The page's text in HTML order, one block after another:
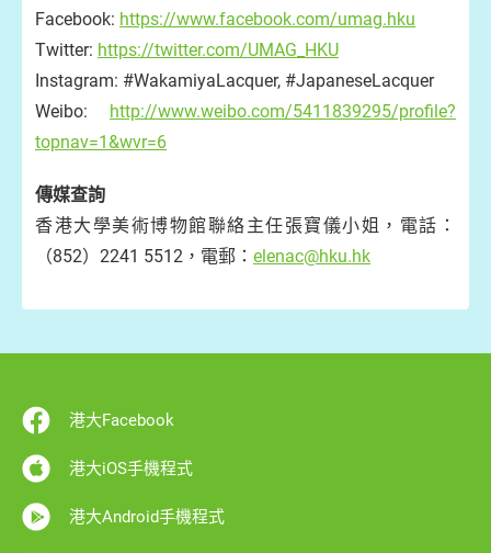
Facebook: https://www.facebook.com/umag.hku
Twitter: https://twitter.com/UMAG_HKU
Instagram: #WakamiyaLacquer, #JapaneseLacquer
Weibo: http://www.weibo.com/5411839295/profile?
topnav=1&wvr=6
傳媒查詢
香港大學美術博物館聯絡主任張寶儀小姐，電話：
（852）2241 5512，電郵： elenac@hku.hk
港大Facebook
港大iOS手機程式
港大Android手機程式